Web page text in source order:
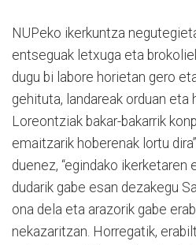
NUPeko ikerkuntza
entseguak letxuga eta
dugu bi labore horietan gero
gehituta, landareak orduan eta
Loreontziak bakar-bakarrik
emaitzarik hoberenak lortu
duenez, “egindako ikerketaren
dudarik gabe esan dezakegu
ona dela eta arazorik gabe
nekazaritzan. Horregatik,